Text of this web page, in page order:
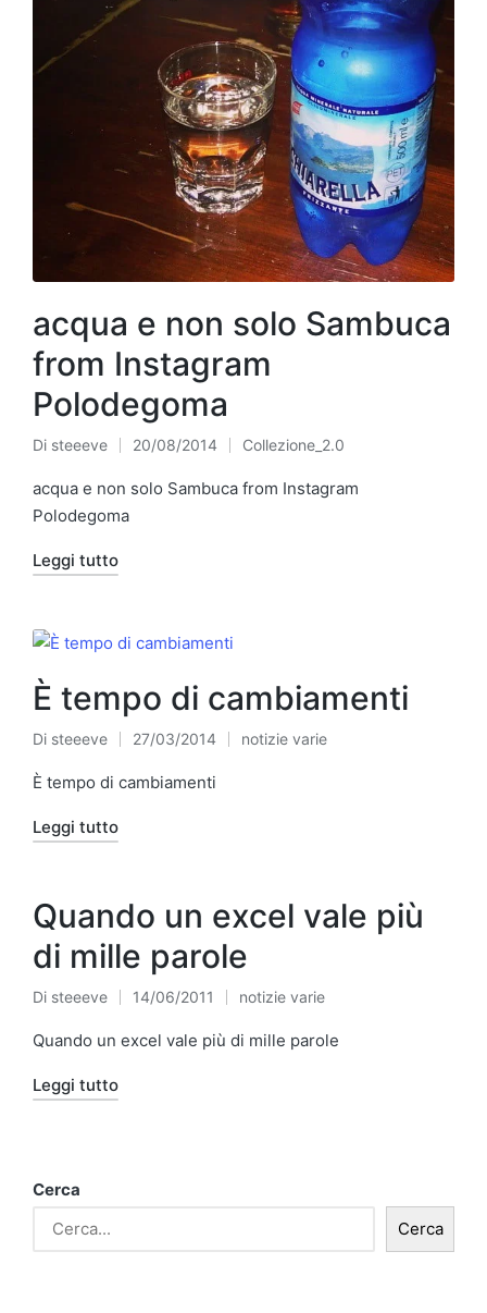
acqua e non solo Sambuca
from Instagram
Polodegoma
Pubblicato
da
Di steeeve 20/08/2014
Pubblicato
in
Collezione_2.0
acqua e non solo Sambuca from Instagram
Polodegoma
Leggi tutto
È tempo di cambiamenti
Pubblicato
da
Di steeeve 27/03/2014
Pubblicato
notizie varie
È tempo di cambiamenti
Leggi tutto
Quando un excel vale più
di mille parole
Pubblicato
da
Di steeeve 14/06/2011
Pubblicato
in
notizie varie
Quando un excel vale più di mille parole
Leggi tutto
Cerca
Cerca